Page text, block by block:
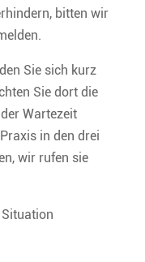
bitten wir
Sie sich kurz
Sie dort die
Wartezeit
in den drei
wir rufen sie